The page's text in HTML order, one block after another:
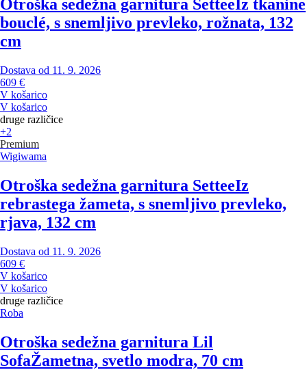
Otroška sedežna garnitura Settee Iz tkanine
bouclé, s snemljivo prevleko, rožnata, 132
cm
Dostava od 11. 9. 2026
609 €
V košarico
V košarico
druge različice
+2
Premium
Wigiwama
Otroška sedežna garnitura SetteeIz
rebrastega žameta, s snemljivo prevleko,
rjava, 132 cm
Dostava od 11. 9. 2026
609 €
V košarico
V košarico
druge različice
Roba
Otroška sedežna garnitura Lil
SofaŽametna, svetlo modra, 70 cm